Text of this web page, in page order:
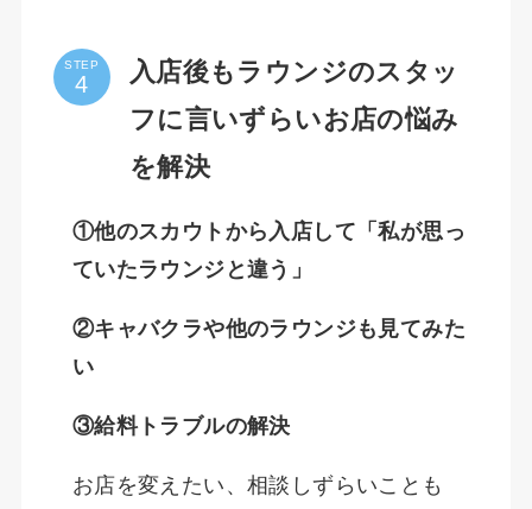
STEP
入店後もラウンジのスタッ
フに言いずらいお店の悩み
を解決
①他のスカウトから入店して「私が思っ
ていたラウンジと違う」
②キャバクラや他のラウンジも見てみた
い
③給料トラブルの解決
お店を変えたい、相談しずらいことも